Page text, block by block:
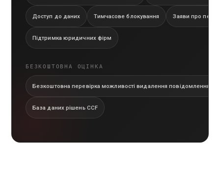
Доступ до даних Тимчасове блокування Заяви про
Підтримка юридичних фірм
БЕЗКОШТОВНА ОЦІНКА
Безкоштовна перевірка можливості видалення повідомлення
База даних рішень CCF